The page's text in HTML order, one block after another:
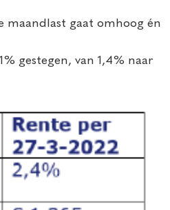
maandlast gaat omhoog én
gestegen, van 1,4% naar